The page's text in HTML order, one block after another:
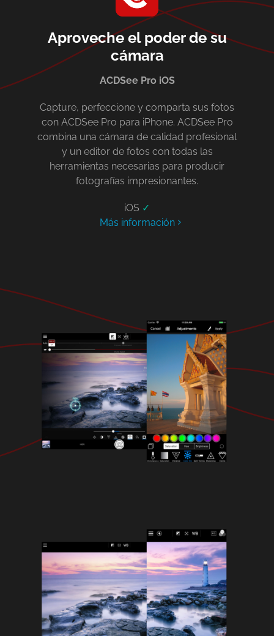
Aproveche el poder de su
cámara
ACDSee Pro iOS
Capture, perfeccione y comparta sus fotos
con ACDSee Pro para iPhone. ACDSee Pro
combina una cámara de calidad profesional
y un editor de fotos con todas las
herramientas necesarias para producir
fotografías impresionantes.
iOS ✓
Más información